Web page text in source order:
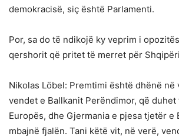
demokracisë, siç është Parlamenti.
Por, sa do të ndikojë ky veprim i
qershorit që pritet të merret për
Nikolas Löbel: Premtimi është dhënë
vendet e Ballkanit Perëndimor, që
Europës, dhe Gjermania e pjesa tjetër e
mbajnë fjalën. Tani këtë vit, në verë,